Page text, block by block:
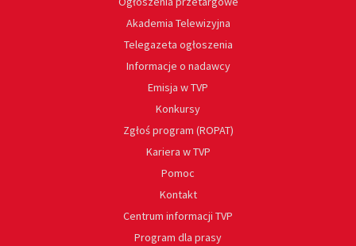
Akademia Telewizyjna
Telegazeta ogłoszenia
Informacje o nadawcy
Emisja w TVP
Konkursy
Zgłoś program (ROPAT)
Kariera w TVP
Pomoc
Kontakt
Centrum informacji TVP
Program dla prasy